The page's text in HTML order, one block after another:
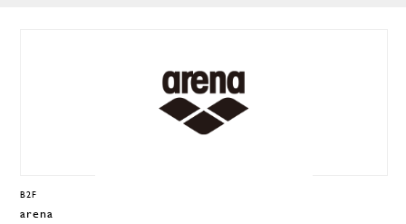
B2F
arena